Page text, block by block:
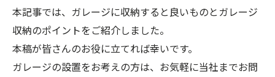
本記事では、ガレージに収納すると良いものとガレージ
収納のポイントをご紹介しました。
本稿が皆さんのお役に立てれば幸いです。
ガレージの設置をお考えの方は、お気軽に当社までお問